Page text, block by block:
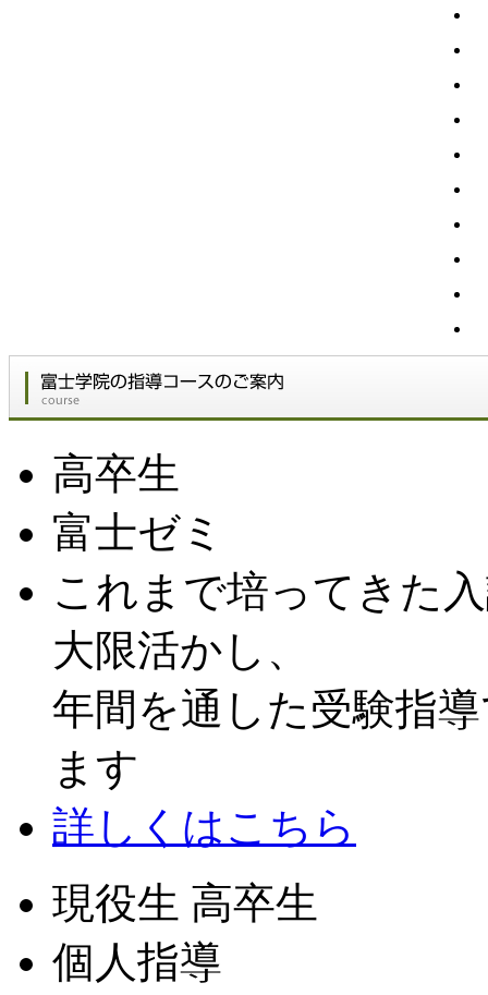
高卒生
富士ゼミ
これまで培ってきた
大限活かし、
年間を通した受験指
ます
詳しくはこちら
現役生 高卒生
個人指導